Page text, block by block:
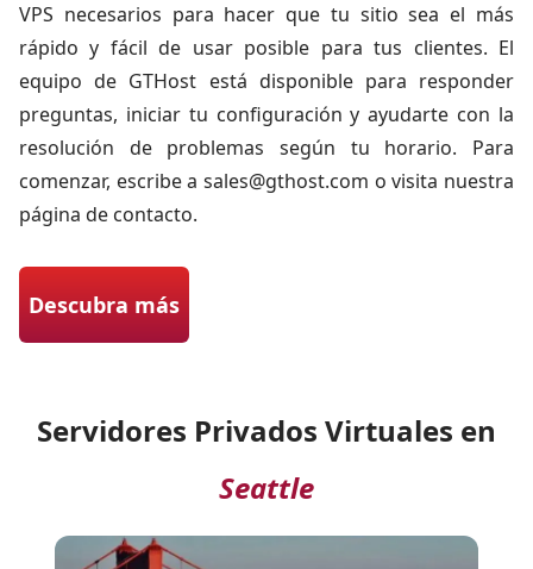
VPS necesarios para hacer que tu sitio sea el más
rápido y fácil de usar posible para tus clientes. El
equipo de GTHost está disponible para responder
preguntas, iniciar tu configuración y ayudarte con la
resolución de problemas según tu horario. Para
comenzar, escribe a sales@gthost.com o visita nuestra
página de contacto.
Descubra más
Servidores Privados Virtuales en
Seattle